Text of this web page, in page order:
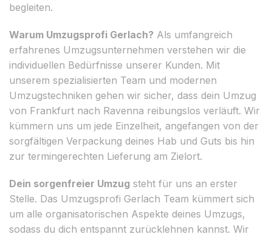
begleiten.
Warum Umzugsprofi Gerlach? Als umfangreich
erfahrenes Umzugsunternehmen verstehen wir die
individuellen Bedürfnisse unserer Kunden. Mit
unserem spezialisierten Team und modernen
Umzugstechniken gehen wir sicher, dass dein Umzug
von Frankfurt nach Ravenna reibungslos verläuft. Wir
kümmern uns um jede Einzelheit, angefangen von der
sorgfältigen Verpackung deines Hab und Guts bis hin
zur termingerechten Lieferung am Zielort.
Dein sorgenfreier Umzug steht für uns an erster
Stelle. Das Umzugsprofi Gerlach Team kümmert sich
um alle organisatorischen Aspekte deines Umzugs,
sodass du dich entspannt zurücklehnen kannst. Wir